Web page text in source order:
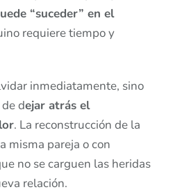
“suceder” en el
requiere tiempo y
inmediatamente, sino
dejar atrás el
. La reconstrucción de la
misma pareja o con
no se carguen las heridas
relación.